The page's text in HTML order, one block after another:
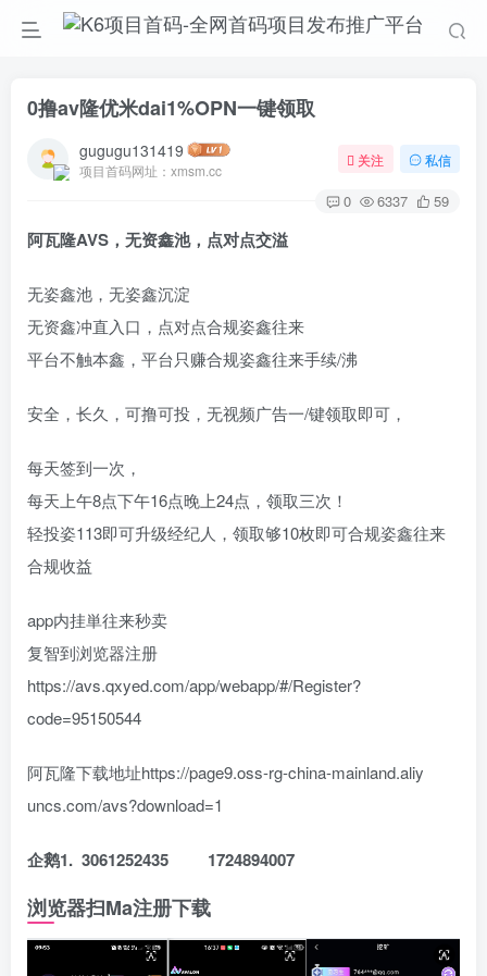
0撸av隆优米dai1%OPN一键领取
gugugu131419
项目首码网址：xmsm.cc
关注 私信
0 6337 59
阿瓦隆AVS，无资鑫池，点对点交溢
无姿鑫池，无姿鑫沉淀
无资鑫冲直入口，点对点合规姿鑫往来
平台不触本鑫，平台只赚合规姿鑫往来手续/沸
安全，长久，可撸可投，无视频广告一/键领取即可，
每天签到一次，
每天上午8点下午16点晚上24点，领取三次！
轻投姿113即可升级经纪人，领取够10枚即可合规姿鑫往来
合规收益
app内挂単往来秒卖
复智到浏览器注册
https://avs.qxyed.com/app/webapp/#/Register?
code=95150544
阿瓦隆下载地址https://page9.oss-rg-china-mainland.aliy
uncs.com/avs?download=1
企鹅1. 3061252435 1724894007
浏览器扫Ma注册下载